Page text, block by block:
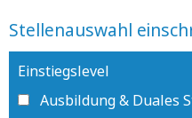
Stellenauswahl
Einstiegslevel
Ausbildung & Duales